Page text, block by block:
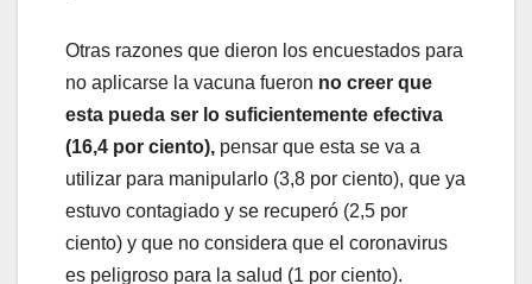
Otras razones que dieron los encuestados para
no aplicarse la vacuna fueron no creer que
esta pueda ser lo suficientemente efectiva
(16,4 por ciento), pensar que esta se va a
utilizar para manipularlo (3,8 por ciento), que ya
estuvo contagiado y se recuperó (2,5 por
ciento) y que no considera que el coronavirus
es peligroso para la salud (1 por ciento).